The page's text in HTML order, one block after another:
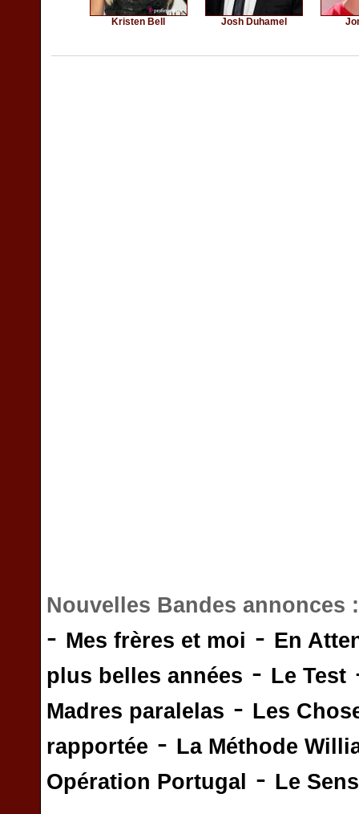
Kristen Bell Josh Duhamel
Nouvelles Bandes annonces
- Mes frères et moi - En
plus belles années - Le Test
Madres paralelas - Les
rapportée - La Méthode
Opération Portugal
- Le